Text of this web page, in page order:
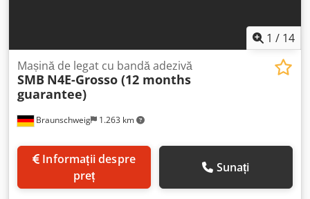
1 / 14
Braunschweig 1.263 km
Mașină de legat cu bandă adezivă
SMB N4E-Grosso (12 months
guarantee)
preț
Sunați